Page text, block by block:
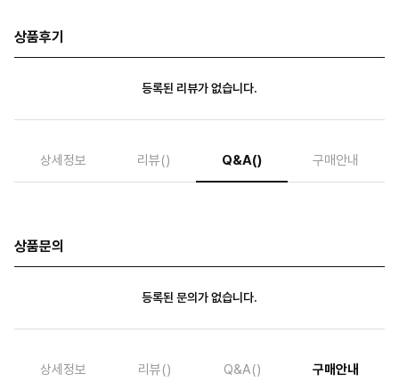
상품후기
등록된 리뷰가 없습니다.
상세정보 리뷰() Q&A() 구매안내
상품문의
등록된 문의가 없습니다.
상세정보 리뷰() Q&A() 구매안내